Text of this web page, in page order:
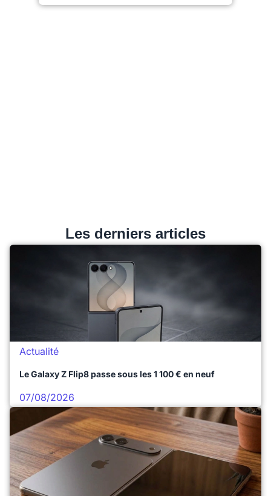
Les derniers articles
Actualité
Le Galaxy Z Flip8 passe sous les 1 100 € en neuf
07/08/2026